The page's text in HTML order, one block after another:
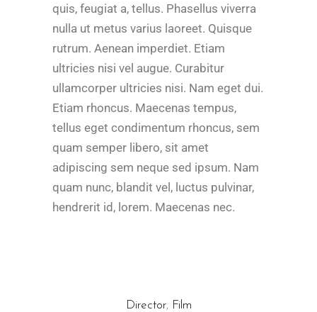
quis, feugiat a, tellus. Phasellus viverra
nulla ut metus varius laoreet. Quisque
rutrum. Aenean imperdiet. Etiam
ultricies nisi vel augue. Curabitur
ullamcorper ultricies nisi. Nam eget dui.
Etiam rhoncus. Maecenas tempus,
tellus eget condimentum rhoncus, sem
quam semper libero, sit amet
adipiscing sem neque sed ipsum. Nam
quam nunc, blandit vel, luctus pulvinar,
hendrerit id, lorem. Maecenas nec.
Director, Film